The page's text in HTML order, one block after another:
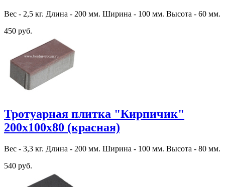
Вес - 2,5 кг. Длина - 200 мм. Ширина - 100 мм. Высота - 60 мм.
450 руб.
Тротуарная плитка "Кирпичик"
200х100х80 (красная)
Вес - 3,3 кг. Длина - 200 мм. Ширина - 100 мм. Высота - 80 мм.
540 руб.